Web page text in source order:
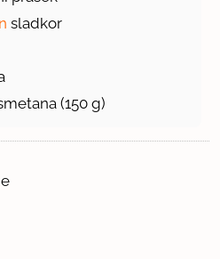
sladkor
(150 g)